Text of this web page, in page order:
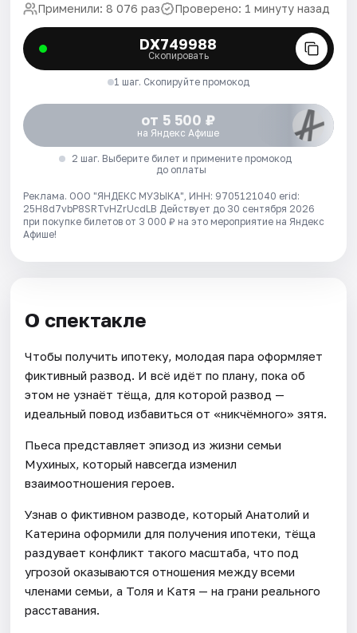
Применили: 8 076 раз Проверено: 1 минуту назад
DX749988
Скопировать
1 шаг. Скопируйте промокод
от 5 500 ₽
на Яндекс Афише
2 шаг. Выберите билет и примените промокод
до оплаты
Реклама. ООО "ЯНДЕКС МУЗЫКА", ИНН: 9705121040 erid:
25H8d7vbP8SRTvHZrUcdLB Действует до 30 сентября 2026
при покупке билетов от 3 000 ₽ на это мероприятие на Яндекс
Афише!
О спектакле
Чтобы получить ипотеку, молодая пара оформляет
фиктивный развод. И всё идёт по плану, пока об
этом не узнаёт тёща, для которой развод —
идеальный повод избавиться от «никчёмного» зятя.
Пьеса представляет эпизод из жизни семьи
Мухиных, который навсегда изменил
взаимоотношения героев.
Узнав о фиктивном разводе, который Анатолий и
Катерина оформили для получения ипотеки, тёща
раздувает конфликт такого масштаба, что под
угрозой оказываются отношения между всеми
членами семьи, а Толя и Катя — на грани реального
расставания.